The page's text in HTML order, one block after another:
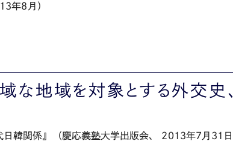
年8月）
な地域を対象とする外交史
日韓関係』（慶応義塾大学出版会、 2013年7月31日